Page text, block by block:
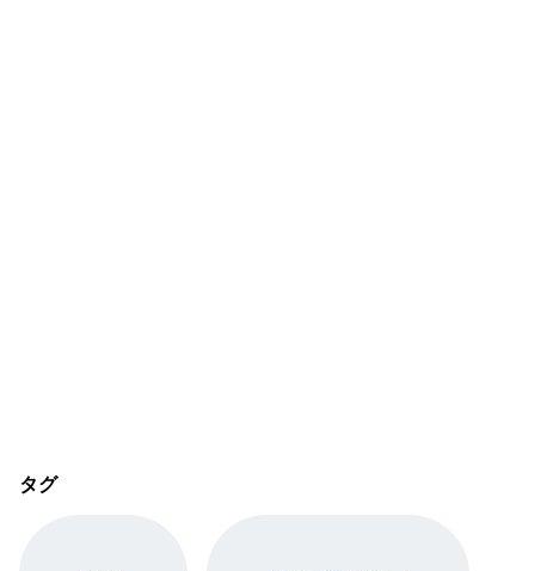
タグ